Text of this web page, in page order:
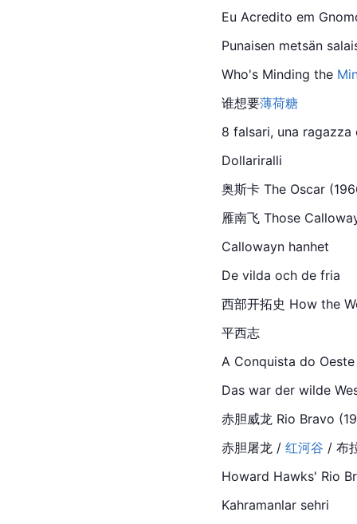
Eu Acredito em
Punaisen metsän
Who's Minding the
谁想要薄荷糖
8 falsari, una ragazza
Dollariralli
奥斯卡 The Oscar
雁南飞 Those
Callowayn hanhet
De vilda och de fria
西部开拓史 How the
平西志
A Conquista do Oeste
Das war der wilde
赤胆威龙 Rio Bravo
赤胆屠龙 / 红河谷 / 布
Howard Hawks' Rio
Kahramanlar sehri